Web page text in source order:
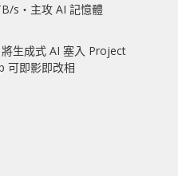
s‧主攻 AI 記憶體
生成式 AI 塞入 Project
即影即改相